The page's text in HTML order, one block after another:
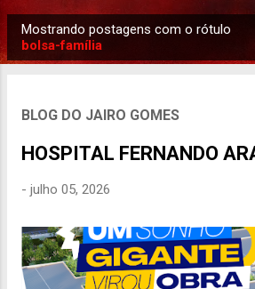
o
Mostrando postagens com o rótulo
bolsa-família
BLOG DO JAIRO GOMES
HOSPITAL FERNANDO
- julho 05, 2026